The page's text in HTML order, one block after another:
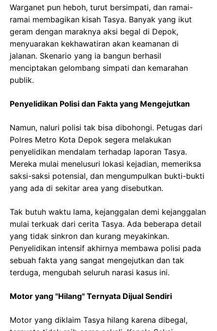
Warganet pun heboh, turut bersimpati, dan ramai-
ramai membagikan kisah Tasya. Banyak yang ikut
geram dengan maraknya aksi begal di Depok,
menyuarakan kekhawatiran akan keamanan di
jalanan. Skenario yang ia bangun berhasil
menciptakan gelombang simpati dan kemarahan
publik.
Penyelidikan Polisi dan Fakta yang Mengejutkan
Namun, naluri polisi tak bisa dibohongi. Petugas dari
Polres Metro Kota Depok segera melakukan
penyelidikan mendalam terhadap laporan Tasya.
Mereka mulai menelusuri lokasi kejadian, memeriksa
saksi-saksi potensial, dan mengumpulkan bukti-bukti
yang ada di sekitar area yang disebutkan.
Tak butuh waktu lama, kejanggalan demi kejanggalan
mulai terkuak dari cerita Tasya. Ada beberapa detail
yang tidak sinkron dan kurang meyakinkan.
Penyelidikan intensif akhirnya membawa polisi pada
sebuah fakta yang sangat mengejutkan dan tak
terduga, mengubah seluruh narasi kasus ini.
Motor yang "Hilang" Ternyata Dijual Sendiri
Motor yang diklaim Tasya hilang karena dibegal,